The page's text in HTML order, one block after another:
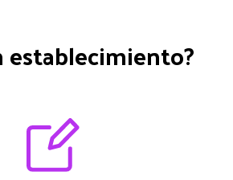
establecimiento?